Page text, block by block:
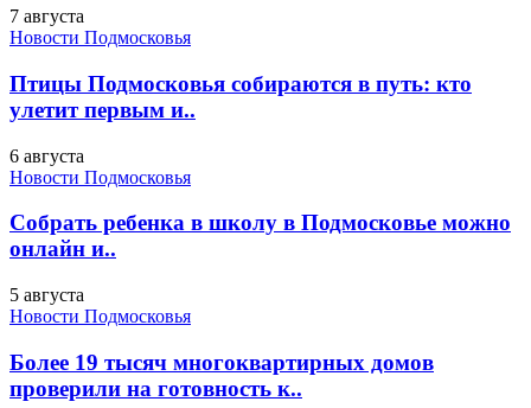
7 августа
Новости Подмосковья
Птицы Подмосковья собираются в путь: кто
улетит первым и..
6 августа
Новости Подмосковья
Собрать ребенка в школу в Подмосковье можно
онлайн и..
5 августа
Новости Подмосковья
Более 19 тысяч многоквартирных домов
проверили на готовность к..